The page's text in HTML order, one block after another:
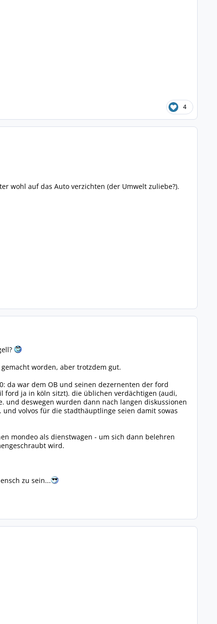
4
wohl auf das Auto verzichten (der Umwelt zuliebe?).
worden, aber trotzdem gut.
da war dem OB und seinen dezernenten der ford
ja in köln sitzt). die üblichen verdächtigen (audi,
und deswegen wurden dann nach langen diskussionen
volvos für die stadthäuptlinge seien damit sowas
mondeo als dienstwagen - um sich dann belehren
wird.
zu sein...